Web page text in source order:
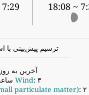
7:30
7:29 ~ 18:09
ترسیم پیش‌بینی با استفاده از منطقه زمانی -04:00
آخرین به
Wind: ۳ ساعت پیش
particulate matter): ۲ ساعت پیش